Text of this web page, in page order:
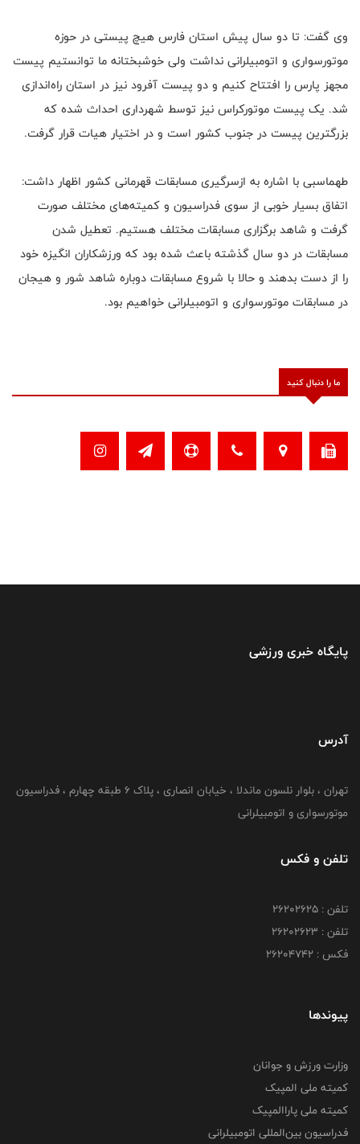
وی گفت: تا دو سال پیش استان فارس هیچ پیستی در حوزه
موتورسواری و اتومبیلرانی نداشت ولی خوشبختانه ما توانستیم پیست
مجهز پارس را افتتاح کنیم و دو پیست آفرود نیز در استان راه‌اندازی
شد. یک پیست موتورکراس نیز توسط شهرداری احداث شده که
بزرگترین پیست در جنوب کشور است و در اختیار هیات قرار گرفت.
طهماسبی با اشاره به ازسرگیری مسابقات قهرمانی کشور اظهار داشت:
اتفاق بسیار خوبی از سوی فدراسیون و کمیته‌های مختلف صورت
گرفت و شاهد برگزاری مسابقات مختلف هستیم. تعطیل شدن
مسابقات در دو سال گذشته باعث شده بود که ورزشکاران انگیزه خود
را از دست بدهند و حالا با شروع مسابقات دوباره شاهد شور و هیجان
در مسابقات موتورسواری و اتومبیلرانی خواهیم بود.
ما را دنبال کنید
پایگاه خبری ورزشی
آدرس
تهران ، بلوار نلسون ماندلا ، خیابان انصاری ، پلاک ۶ طبقه چهارم ، فدراسیون
موتورسواری و اتومبیلرانی
تلفن و فکس
تلفن : ۲۶۲۰۲۶۲۵
تلفن : ۲۶۲۰۲۶۲۳
فکس : ۲۶۲۰۴۷۴۲
پیوندها
وزارت ورزش و جوانان
کمیته ملی المپیک
کمیته ملی پاراالمپیک
فدراسیون بین‌المللی اتومبیلرانی